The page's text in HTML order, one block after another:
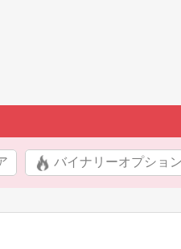
バイナリーオプショ